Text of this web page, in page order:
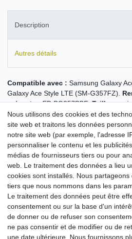
Description
Autres détails
Compatible avec : Samsung Galaxy
Galaxy Ace Style LTE (SM-G357FZ).
suivante :EB-BG357BBE.Taille :
Capacité : 1900 mAh.
Temps de veille et de
capacité maximale possible
cellules haute qualité
parfaitement adaptée
remplace la batterie d'origine
chargement avec chaque
l'appareil
pas d'effet mémoire
équipée d'une protection contre
surcharge/surchauffe/court-circuit
sécurité maximale possible !
Nous utilisons des cookies et des
site web et traitons les données
notre site web (par exemple, l'adresse
personnaliser le contenu et les
médias de fournisseurs tiers ou pour
web. Le traitement des données a lieu
cookies sont installés. Nous
tiers que nous nommons dans les
Le traitement des données peut être
consentement ou sur la base d'un
de donner ou de refuser son
ne pas consentir et de modifier ou de
une date ultérieure. Nous fournissons